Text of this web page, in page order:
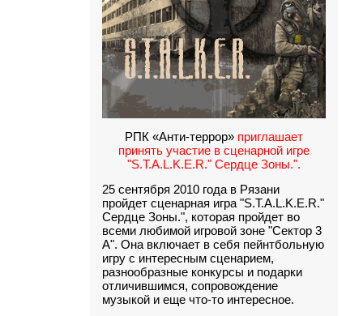
РПК «Анти-террор» приглашает
принять участие в сценарной игре
"S.T.A.L.K.E.R." Сердце Зоны.".
25 сентября 2010 года в Рязани
пройдет сценарная игра "S.T.A.L.K.E.R."
Сердце Зоны.", которая пройдет во
всеми любимой игровой зоне "Сектор 3
А". Она включает в себя пейнтбольную
игру с интересным сценарием,
разнообразные конкурсы и подарки
отличившимся, сопровождение
музыкой и еще что-то интересное.